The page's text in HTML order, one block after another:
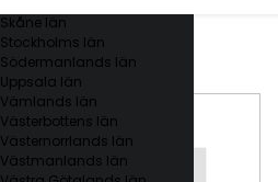
Skåne län
Stockholms län
Södermanlands län
Uppsala län
Vämlands län
Västerbottens län
Västernorrlands län
Västmanlands län